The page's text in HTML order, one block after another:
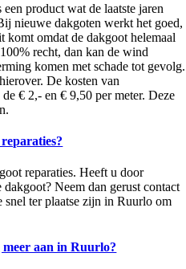
product wat de laatste jaren
nieuwe dakgoten werkt het goed,
komt omdat de dakgoot helemaal
recht, dan kan de wind
komen met schade tot gevolg.
De kosten van
€ 2,- en € 9,50 per meter. Deze
reparaties. Heeft u door
Neem dan gerust contact
snel ter plaatse zijn in Ruurlo om
meer aan in Ruurlo?